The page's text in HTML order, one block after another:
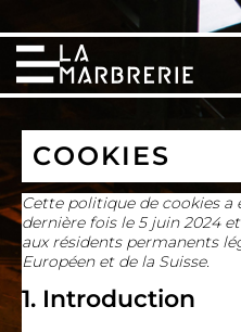
COOKIES
Cette politique de cookies a
dernière fois le 5 juin 2024
aux résidents permanents
Européen et de la Suisse.
1. Introduction